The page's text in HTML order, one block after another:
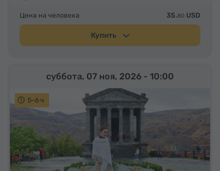
Цена на человека 35.80 USD
Купить
5-6 ч
суббота, 07 ноя, 2026 - 10:00